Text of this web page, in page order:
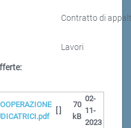
Contratto di
Lavori
70
kB
02-
11-
2023